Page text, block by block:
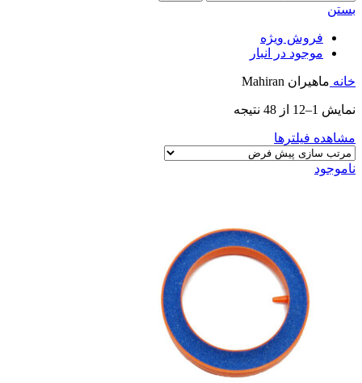
بستن
فروش ویژه
موجود در انبار
خانه ماهیران Mahiran
نمایش 1–12 از 48 نتیجه
مشاهده فیلترها
ناموجود